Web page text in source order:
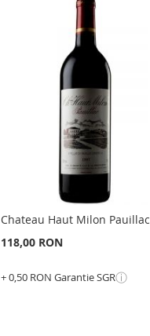
Chateau Haut Milon Pauillac
118,00 RON
+ 0,50 RON Garantie SGRⓘ